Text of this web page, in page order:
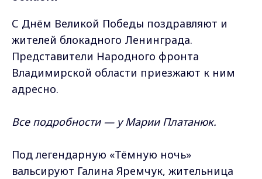
С Днём Великой Победы поздравляют и
жителей блокадного Ленинграда.
Представители Народного фронта
Владимирской области приезжают к ним
адресно.
Все подробности — у Марии Платанюк.
Под легендарную «Тёмную ночь»
вальсируют Галина Яремчук, жительница